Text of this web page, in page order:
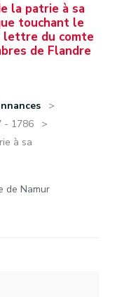
la patrie à sa
touchant le
lettre du comte
de Flandre
- 1786
à sa
de Namur